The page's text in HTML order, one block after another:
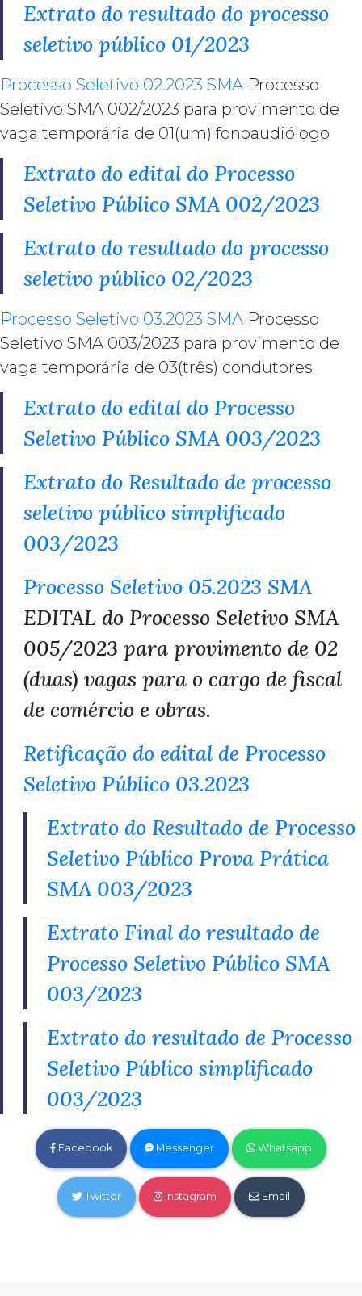
Extrato do resultado do processo
seletivo público 01/2023
Processo Seletivo 02.2023 SMA Processo
Seletivo SMA 002/2023 para provimento de
vaga temporária de 01(um) fonoaudiólogo
Extrato do edital do Processo
Seletivo Público SMA 002/2023
Extrato do resultado do processo
seletivo público 02/2023
Processo Seletivo 03.2023 SMA Processo
Seletivo SMA 003/2023 para provimento de
vaga temporária de 03(três) condutores
Extrato do edital do Processo
Seletivo Público SMA 003/2023
Extrato do Resultado de processo
seletivo público simplificado
003/2023
Processo Seletivo 05.2023 SMA
EDITAL do Processo Seletivo SMA
005/2023 para provimento de 02
(duas) vagas para o cargo de fiscal
de comércio e obras.
Retificação do edital de Processo
Seletivo Público 03.2023
Extrato do Resultado de Processo
Seletivo Público Prova Prática
SMA 003/2023
Extrato Final do resultado de
Processo Seletivo Público SMA
003/2023
Extrato do resultado de Processo
Seletivo Público simplificado
003/2023
Facebook Messenger Whatsapp
Twitter Instagram Email